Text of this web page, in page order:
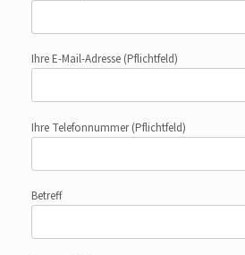
Ihre E-Mail-Adresse (Pflichtfeld)
Ihre Telefonnummer(Pflichtfeld)
Betreff